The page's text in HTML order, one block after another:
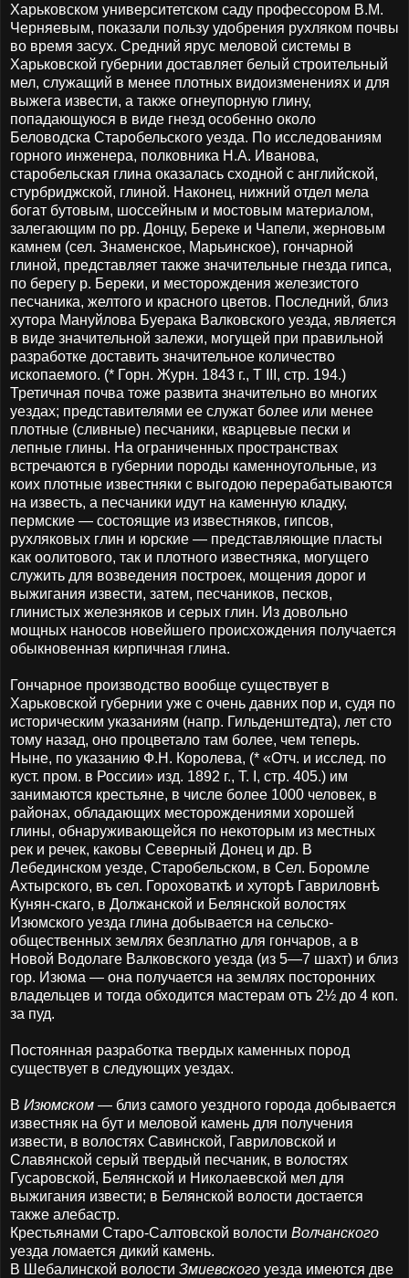
Харьковском университетском саду профессором В.М.
Черняевым, показали пользу удобрения рухляком почвы
во время засух. Средний ярус меловой системы в
Харьковской губернии доставляет белый строительный
мел, служащий в менее плотных видоизменениях и для
выжега извести, а также огнеупорную глину,
попадающуюся в виде гнезд особенно около
Беловодска Старобельского уезда. По исследованиям
горного инженера, полковника Н.А. Иванова,
старобельская глина оказалась сходной с английской,
стурбриджской, глиной. Наконец, нижний отдел мела
богат бутовым, шоссейным и мостовым материалом,
залегающим по рр. Донцу, Береке и Чапели, жерновым
камнем (сел. Знаменское, Марьинское), гончарной
глиной, представляет также значительные гнезда гипса,
по берегу р. Береки, и месторождения железистого
песчаника, желтого и красного цветов. Последний, близ
хутора Мануйлова Буерака Валковского уезда, является
в виде значительной залежи, могущей при правильной
разработке доставить значительное количество
ископаемого. (* Горн. Журн. 1843 г., Т III, стр. 194.)
Третичная почва тоже развита значительно во многих
уездах; представителями ее служат более или менее
плотные (сливные) песчаники, кварцевые пески и
лепные глины. На ограниченных пространствах
встречаются в губернии породы каменноугольные, из
коих плотные известняки с выгодою перерабатываются
на известь, а песчаники идут на каменную кладку,
пермские — состоящие из известняков, гипсов,
рухляковых глин и юрские — представляющие пласты
как оолитового, так и плотного известняка, могущего
служить для возведения построек, мощения дорог и
выжигания извести, затем, песчаников, песков,
глинистых железняков и серых глин. Из довольно
мощных наносов новейшего происхождения получается
обыкновенная кирпичная глина.
Гончарное производство вообще существует в
Харьковской губернии уже с очень давних пор и, судя по
историческим указаниям (напр. Гильденштедта), лет сто
тому назад, оно процветало там более, чем теперь.
Ныне, по указанию Ф.Н. Королева, (* «Отч. и исслед. по
куст. пром. в России» изд. 1892 г., Т. I, стр. 405.) им
занимаются крестьяне, в числе более 1000 человек, в
районах, обладающих месторождениями хорошей
глины, обнаруживающейся по некоторым из местных
рек и речек, каковы Северный Донец и др. В
Лебединском уезде, Старобельском, в Сел. Боромле
Ахтырского, въ сел. Гороховаткѣ и хуторѣ Гавриловнѣ
Кунян-скаго, в Должанской и Белянской волостях
Изюмского уезда глина добывается на сельско-
общественных землях безплатно для гончаров, а в
Новой Водолаге Валковского уезда (из 5—7 шахт) и близ
гор. Изюма — она получается на землях посторонних
владельцев и тогда обходится мастерам отъ 2½ до 4 коп.
за пуд.
Постоянная разработка твердых каменных пород
существует в следующих уездах.
В Изюмском — близ самого уездного города добывается
известняк на бут и меловой камень для получения
извести, в волостях Савинской, Гавриловской и
Славянской серый твердый песчаник, в волостях
Гусаровской, Белянской и Николаевской мел для
выжигания извести; в Белянской волости достается
также алебастр.
Крестьянами Старо-Салтовской волости Волчанского
уезда ломается дикий камень.
В Шебалинской волости Змиевского уезда имеются две